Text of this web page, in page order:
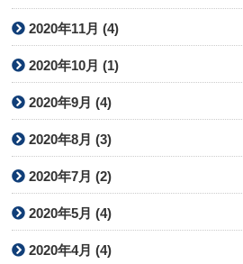
2020年11月 (4)
2020年10月 (1)
2020年9月 (4)
2020年8月 (3)
2020年7月 (2)
2020年5月 (4)
2020年4月 (4)